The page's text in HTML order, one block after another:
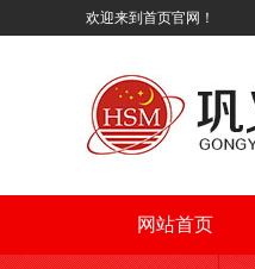
欢迎来到首页官网！
网站首页